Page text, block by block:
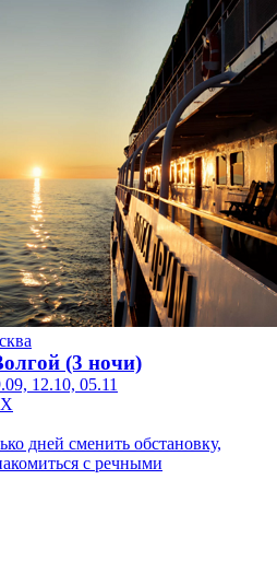
(3 ночи)
12.10, 05.11
дней сменить обстановку,
с речными